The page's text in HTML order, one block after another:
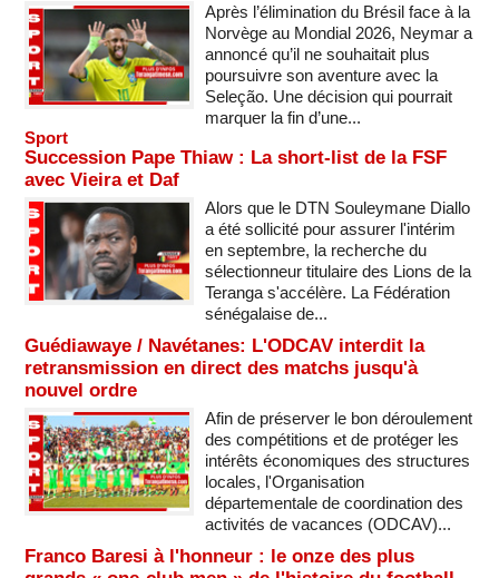
Après l’élimination du Brésil face à la
Norvège au Mondial 2026, Neymar a
annoncé qu’il ne souhaitait plus
poursuivre son aventure avec la
Seleção. Une décision qui pourrait
marquer la fin d’une...
Sport
Succession Pape Thiaw : La short-list de la FSF
avec Vieira et Daf
Alors que le DTN Souleymane Diallo
a été sollicité pour assurer l'intérim
en septembre, la recherche du
sélectionneur titulaire des Lions de la
Teranga s'accélère. La Fédération
sénégalaise de...
Guédiawaye / Navétanes: L'ODCAV interdit la
retransmission en direct des matchs jusqu'à
nouvel ordre
Afin de préserver le bon déroulement
des compétitions et de protéger les
intérêts économiques des structures
locales, l'Organisation
départementale de coordination des
activités de vacances (ODCAV)...
Franco Baresi à l'honneur : le onze des plus